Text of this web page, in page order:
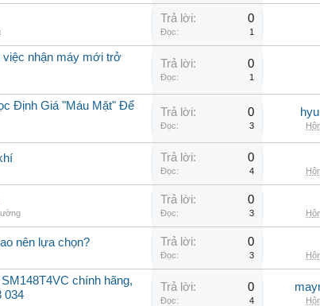
Trả lời: 0
Đọc: 1
việc nhận máy mới trở
Trả lời: 0
Đọc: 1
Định Giá "Máu Mặt" Để
Trả lời: 0
Đọc: 3
Trả lời: 0
Đọc: 4
Trả lời: 0
Đọc: 3
nên lựa chọn? Trả lời: 0
Đọc: 3
chính hãng,
034
Trả lời: 0
Đọc: 4